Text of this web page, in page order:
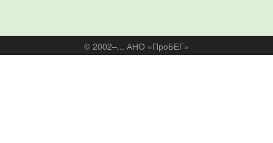
© 2002–... АНО «ПроБЕГ»